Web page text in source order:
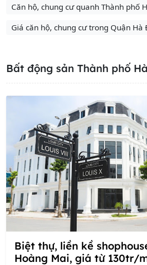
Căn hộ, chung cư quanh Thành phố
Giá căn hộ, chung cư trong Quận Hà
Bất động sản Thành phố
Biệt thự, liền kề
Hoàng Mai, giá từ 130tr/